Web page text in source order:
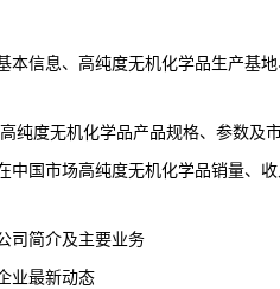
息、高纯度无机化学品生产基地
无机化学品产品规格、参数及市
市场高纯度无机化学品销量、收
简介及主要业务
最新动态